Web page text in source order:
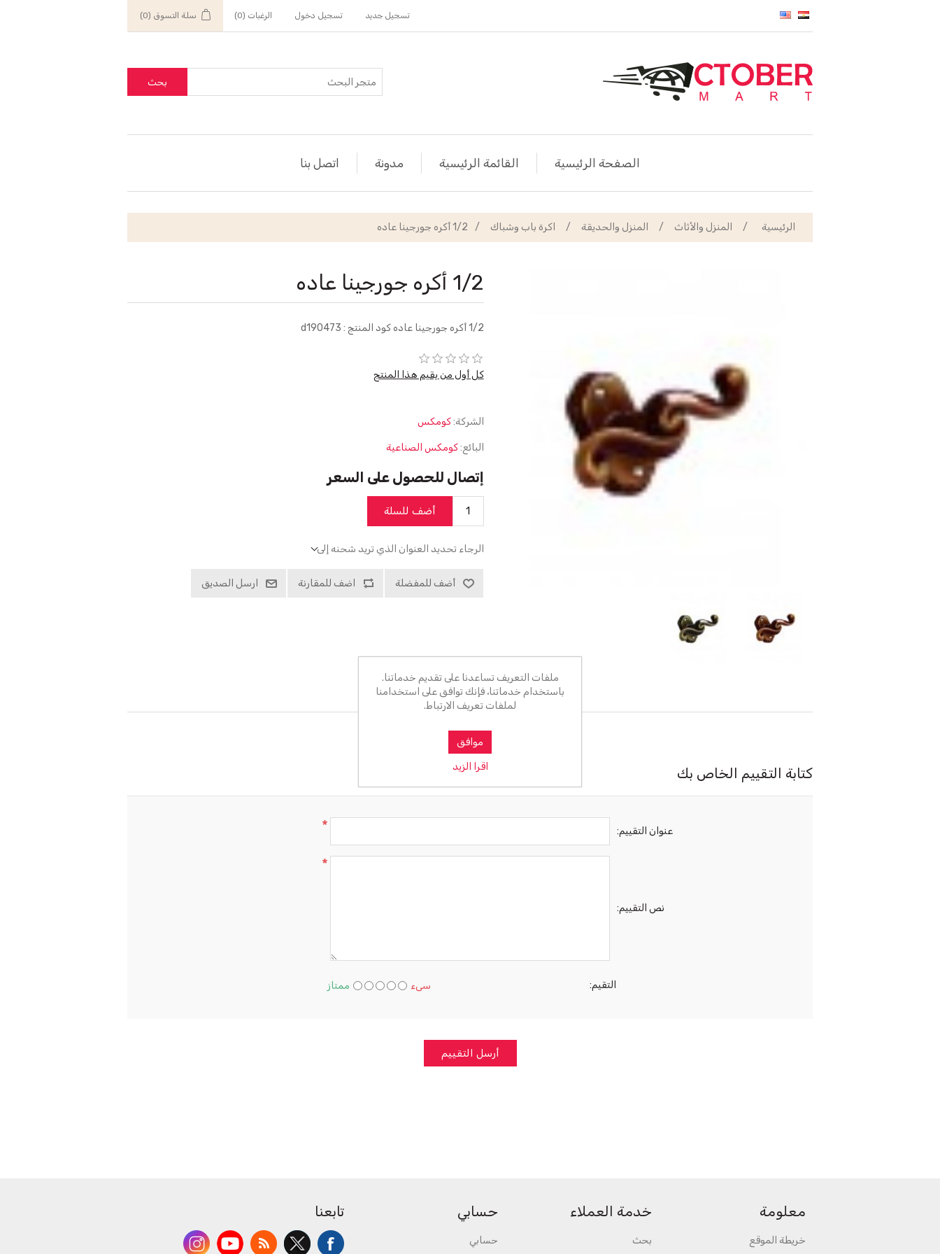
تسجيل جديد تسجيل دخول الرغبات (0) سلة التسوق (0)
بحث
الصفحة الرئيسية القائمة الرئيسية مدونة اتصل بنا
الرئيسية / المنزل والأثاث / المنزل والحديقة / اكرة باب وشباك / 1/2 أكره جورجينا عاده
1/2 أكره جورجينا عاده
1/2 أكره جورجينا عاده كود المنتج : d190473
كل أول من يقيم هذا المنتج
الشركة: كومكس
البائع: كومكس الصناعية
إتصال للحصول على السعر
أضف للسلة
الرجاء تحديد العنوان الذي تريد شحنه إلى
أضف للمفضلة اضف للمقارنة ارسل الصديق
كتابة التقييم الخاص بك
عنوان التقييم: *
نص التقييم:
*
التقيم: سىء ممتاز
أرسل التقييم
معلومة
خريطة الموقع
خدمة العملاء
بحث
حسابي
حسابي
تابعنا
ملفات التعريف تساعدنا على تقديم خدماتنا.
باستخدام خدماتنا، فإنك توافق على استخدامنا
لملفات تعريف الارتباط.
موافق
اقرا الزيد